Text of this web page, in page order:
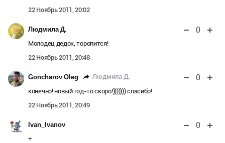
22 Ноябрь 2011, 20:02
Людмила Д. 0
Молодец дедок, торопится!
22 Ноябрь 2011, 20:48
Goncharov Oleg Людмила Д. 0
конечно! новый год-то скоро!))))))) спасибо!
22 Ноябрь 2011, 20:49
Ivan_Ivanov 0
+